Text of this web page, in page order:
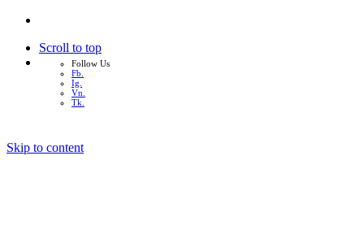
Scroll to top
Follow Us
Fb.
Ig.
Vn.
Tk.
Skip to content